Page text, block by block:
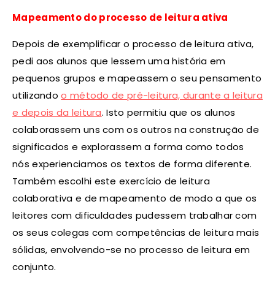
Mapeamento do processo de leitura ativa
Depois de exemplificar o processo de leitura ativa,
pedi aos alunos que lessem uma história em
pequenos grupos e mapeassem o seu pensamento
utilizandoo método de pré-leitura, durante a leitura
e depois da leitura. Isto permitiu que os alunos
colaborassem uns com os outros na construção de
significados e explorassem a forma como todos
nós experienciamos os textos de forma diferente.
Também escolhi este exercício de leitura
colaborativa e de mapeamento de modo a que os
leitores com dificuldades pudessem trabalhar com
os seus colegas com competências de leitura mais
sólidas, envolvendo-se no processo de leitura em
conjunto.